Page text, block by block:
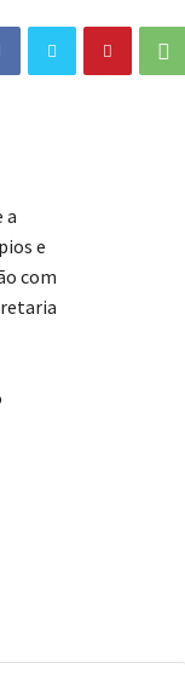
a
e
com